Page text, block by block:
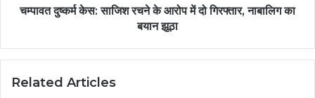
चम्पावत दुष्कर्म केस: साजिश रचने के आरोप में दो गिरफ्तार, नाबालिग का
बयान झूठा
Related Articles